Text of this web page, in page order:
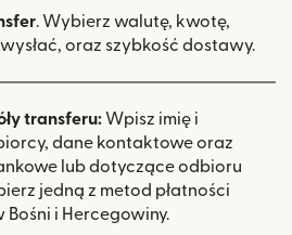
. Wybierz walutę, kwotę,
oraz szybkość dostawy.
transferu: Wpisz imię i
dane kontaktowe oraz
lub dotyczące odbioru
jedną z metod płatności
Bośni i Hercegowiny.